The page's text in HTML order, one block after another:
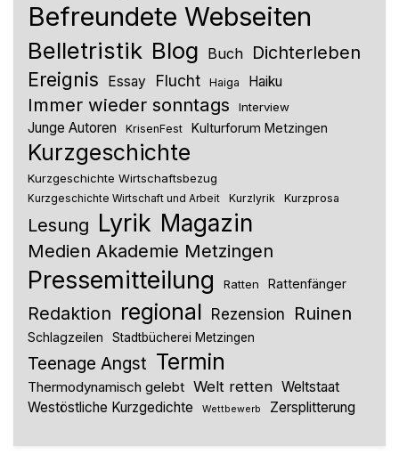
Befreundete Webseiten
Belletristik Blog Buch Dichterleben
Ereignis Essay Flucht Haiga Haiku
Immer wieder sonntags Interview
Junge Autoren KrisenFest Kulturforum Metzingen
Kurzgeschichte
Kurzgeschichte Wirtschaftsbezug
Kurzgeschichte Wirtschaft und Arbeit Kurzlyrik Kurzprosa
Lesung Lyrik Magazin
Medien Akademie Metzingen
Pressemitteilung Ratten Rattenfänger
Redaktion regional Rezension Ruinen
Schlagzeilen Stadtbücherei Metzingen
Teenage Angst Termin
Thermodynamisch gelebt Welt retten Weltstaat
Westöstliche Kurzgedichte
Wettbewerb Zersplitterung